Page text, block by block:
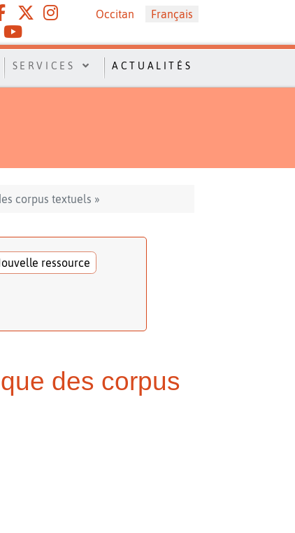
Sélectionnez votre langue
Occitan Français
SERVICES ACTUALITÉS
corpus textuels »
ressource
des corpus